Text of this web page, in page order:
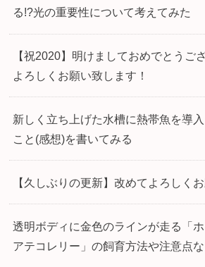
る!?光の重要性について考えてみた
【祝2020】明けましておめでとうご
よろしくお願い致します！
新しく立ち上げた水槽に熱帯魚を導
こと(感想)を書いてみる
【久しぶりの更新】改めてよろしく
透明ボディに金色のラインが走る「
アテコレリー」の飼育方法や注意点